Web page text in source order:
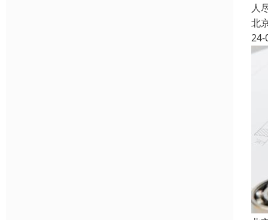
人
北
24-